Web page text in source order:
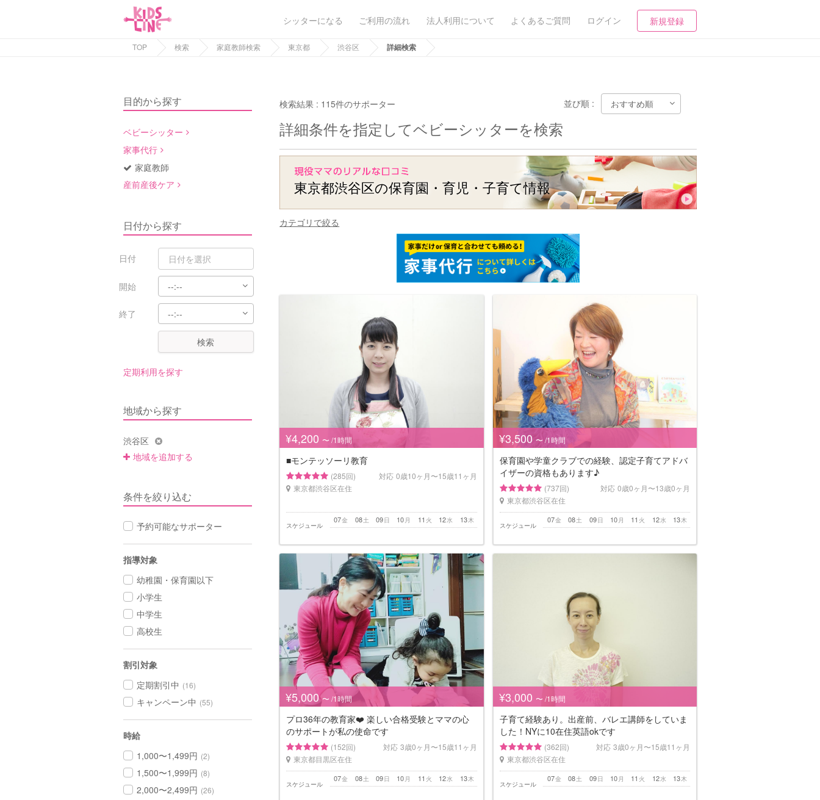
シッターになる ご利用の流れ 法人利用について よくあるご質問 ログイン 新規登録
TOP 検索 家庭教師検索 東京都 渋谷区 詳細検索
目的から探す
ベビーシッター
家事代行
家庭教師
産前産後ケア
日付から探す
日付
開始
終了
検索
定期利用を探す
地域から探す
渋谷区
地域を追加する
条件を絞り込む
予約可能なサポーター
指導対象
幼稚園・保育園以下
小学生
中学生
高校生
割引対象
定期割引中 (16)
キャンペーン中 (55)
時給
1,000〜1,499円 (2)
1,500〜1,999円 (8)
2,000〜2,499円 (26)
検索結果 : 115件のサポーター 並び順 :
詳細条件を指定してベビーシッターを検索
東京都渋谷区の保育園・育児・子育て情報
カテゴリで絞る
¥4,200 〜 /1時間
■モンテッソーリ教育
(285回) 対応 0歳10ヶ月〜15歳11ヶ月
東京都渋谷区在住
スケジュール
金
07 土
08 日
09 月
10 火
11 水
12 木
13
¥3,500 〜 /1時間
保育園や学童クラブでの経験、認定子育てアドバ
イザーの資格もあります♪
(737回) 対応 0歳0ヶ月〜13歳0ヶ月
東京都渋谷区在住
スケジュール
金
07 土
08 日
09 月
10 火
11 水
12 木
13
¥5,000 〜 /1時間
プロ36年の教育家❤️ 楽しい合格受験とママの心
のサポートが私の使命です
(152回) 対応 3歳0ヶ月〜15歳11ヶ月
東京都目黒区在住
スケジュール
金
07 土
08 日
09 月
10 火
11 水
12 木
13
¥3,000 〜 /1時間
子育て経験あり。出産前、バレエ講師をしていま
した！NYに10在住英語okです
(362回) 対応 3歳0ヶ月〜15歳11ヶ月
東京都渋谷区在住
スケジュール
金
07 土
08 日
09 月
10 火
11 水
12 木
13